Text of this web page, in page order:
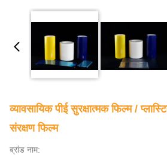
व्यावसायिक पीई सुरक्षात्मक फिल्म /
संरक्षण फिल्म
ब्रांड नाम: